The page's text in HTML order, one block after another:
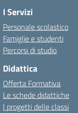
I Servizi
Personale scolastico
Famiglie e studenti
Percorsi di studio
Didattica
Offerta Formativa
Le schede didattiche
I progetti delle classi